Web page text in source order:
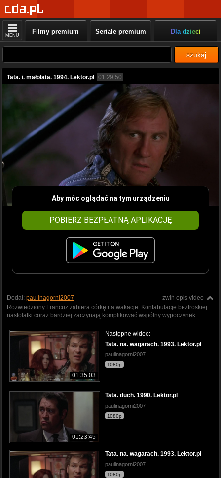
MENU Filmy premium Seriale premium Dla dzieci
szukaj
Tata. i. małolata. 1994. Lektor.pl 01:29:50
Aby móc oglądać na tym urządzeniu
POBIERZ BEZPŁATNĄ APLIKACJĘ
zwiń opis video
Dodał: paulinagorni2007
Rozwiedziony Francuz zabiera córkę na wakacje. Konfabulacje beztroskiej
nastolatki coraz bardziej zaczynają komplikować wspólny wypoczynek.
01:35:03
Następne wideo:
Tata. na. wagarach. 1993. Lektor.pl
paulinagorni2007
1080p
01:23:45
Tata. duch. 1990. Lektor.pl
paulinagorni2007
1080p
Tata. na. wagarach. 1993. Lektor.pl
paulinagorni2007
1080p